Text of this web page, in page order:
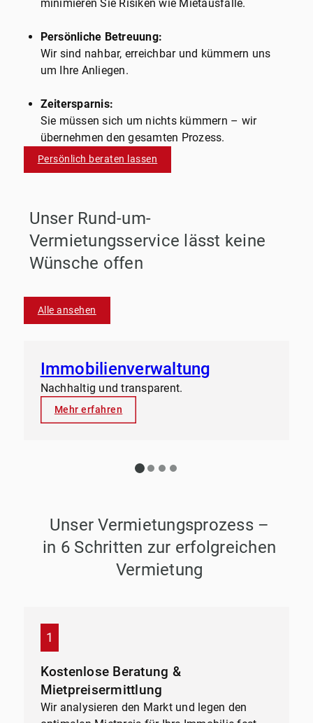
minimieren Sie Risiken wie Mietausfälle.
Persönliche Betreuung:
Wir sind nahbar, erreichbar und kümmern uns
um Ihre Anliegen.
Zeitersparnis:
Sie müssen sich um nichts kümmern – wir
übernehmen den gesamten Prozess.
Persönlich beraten lassen
Unser Rund-um-
Vermietungsservice lässt keine
Wünsche offen
Alle ansehen
Immobilienverwaltung
Nachhaltig und transparent.
Mehr erfahren
Unser Vermietungsprozess –
in 6 Schritten zur erfolgreichen
Vermietung
Kostenlose Beratung &
Mietpreisermittlung
Wir analysieren den Markt und legen den